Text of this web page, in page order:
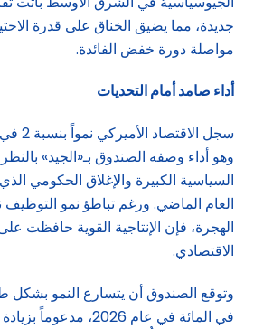
جديدة، مما يضيق الخناق على قدرة
مواصلة دورة خفض الفائدة.
أداء صامد أمام التحديات
وهو أداء وصفه الصندوق بـ«الجيد»
السياسية الكبيرة والإغلاق الحكومي
العام الماضي. ورغم تباطؤ نمو التوظيف
الهجرة، فإن الإنتاجية القوية حافظت
الاقتصادي.
في المائة في عام 2026،